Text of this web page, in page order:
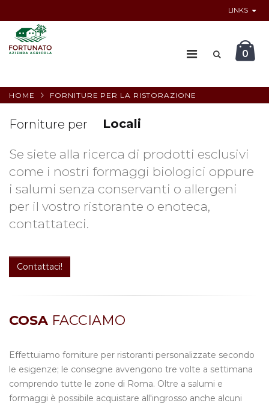
LINKS
0
HOME FORNITURE PER LA RISTORAZIONE
Forniture per
Ristoranti
Winebar
Locali
Se siete alla ricerca di prodotti esclusivi
come i nostri formaggi biologici oppure
i salumi senza conservanti o allergeni
per il vostro ristorante o enoteca,
contattateci.
Contattaci!
COSA FACCIAMO
Effettuiamo forniture per ristoranti personalizzate secondo
le esigenze; le consegne avvengono tre volte a settimana
comprendo tutte le zone di Roma. Oltre a salumi e
formaggi è possibile acquistare all'ingrosso anche alcuni